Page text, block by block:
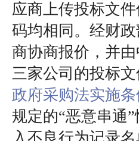
应商上传投标文
码均相同。经财
商协商报价，并
三家公司的投标
政府采购法实施条
规定的“恶意串通